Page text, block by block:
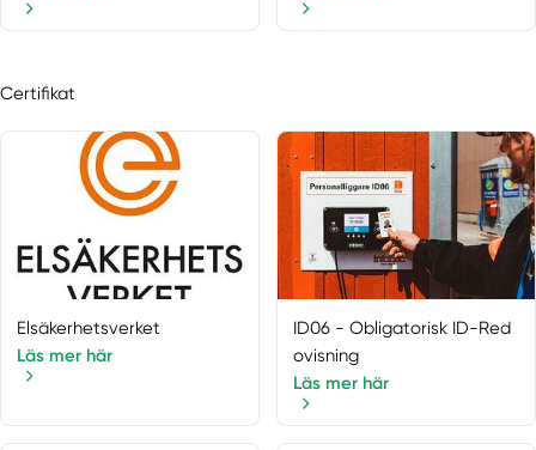
Rönninge
Rosersberg
Saltsjöbaden
Saltsjö-boo
Saltsjö-duvnäs
Segeltorp
Segersäng
Sigtuna
Skå
Certifikat
Elsäkerhetsverket
Läs mer här
ID06 - Obligatorisk ID-Red
ovisning
Läs mer här